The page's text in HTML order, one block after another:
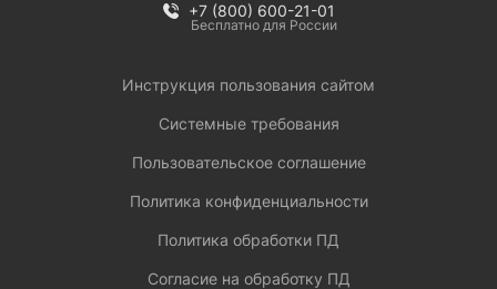
+7 (800) 600-21-01
Бесплатно для России
Инструкция пользования сайтом
Системные требования
Пользовательское соглашение
Политика конфиденциальности
Политика обработки ПД
Согласие на обработку ПД